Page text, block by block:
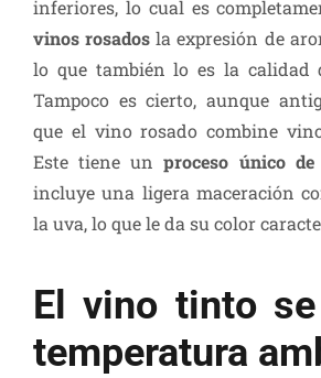
inferiores, lo cual es
vinos rosadosla expresión de
lo que también lo es la calidad
Tampoco es cierto, aunque
que el vino rosado combine
Este tiene unproceso único de
incluye una ligera maceración
la uva, lo que le da su color
El vino tinto
temperatura